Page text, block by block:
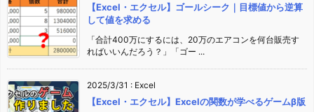
【Excel・エクセル】ゴールシーク｜目標値から逆算
して値を求める
「合計400万にするには、20万のエアコンを何台販売す
ればいいんだろう？」「ゴー ...
2025/3/31 : Excel
【Excel・エクセル】Excelの関数が学べるゲームβ版